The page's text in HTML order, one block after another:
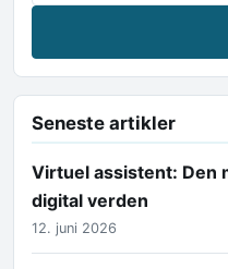
Seneste artikler
Virtuel assistent: Den
digital verden
12. juni 2026